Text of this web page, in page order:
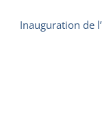
Inauguration de